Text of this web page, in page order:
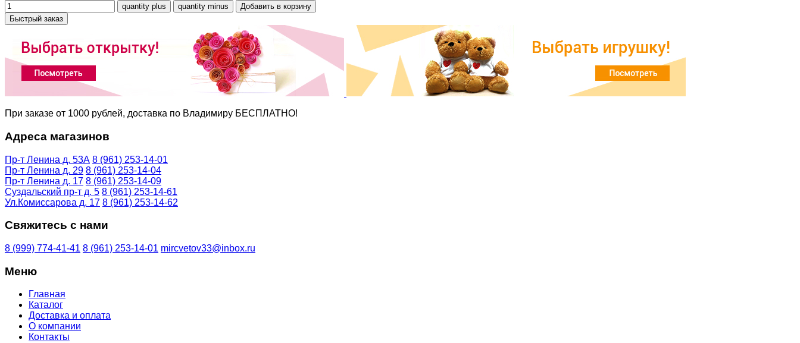
Быстрый заказ
При заказе от 1000 рублей, доставка по Владимиру БЕСПЛАТНО!
Адреса магазинов
Пр-т Ленина д. 53А 8 (961) 253-14-01
Пр-т Ленина д. 29 8 (961) 253-14-04
Пр-т Ленина д. 17 8 (961) 253-14-09
Суздальский пр-т д. 5 8 (961) 253-14-61
Ул.Комиссарова д. 17 8 (961) 253-14-62
Свяжитесь с нами
8 (999) 774-41-41 8 (961) 253-14-01 mircvetov33@inbox.ru
Меню
Главная
Каталог
Доставка и оплата
О компании
Контакты